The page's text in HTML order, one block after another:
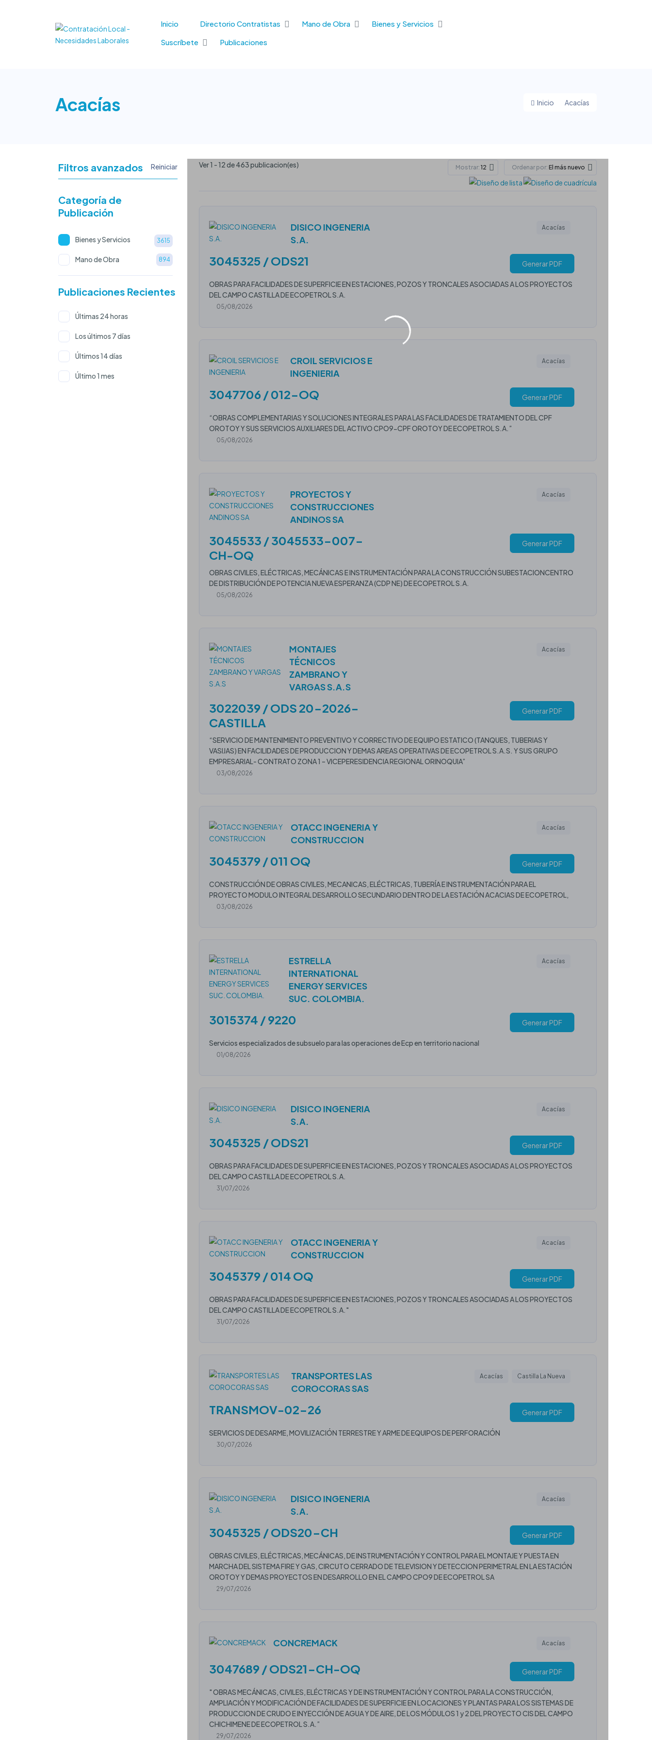
Inicio Directorio Contratistas Mano de Obra
Bienes y Servicios
Suscríbete
Publicaciones
Acacías Inicio Acacías
Ver 1 - 12 de 463 publicacion(es) Mostrar: 12 Ordenar por: El más nuevo
DISICO INGENERIA
S.A.
Acacías
3045325 / ODS21 Generar PDF
OBRAS PARA FACILIDADES DE SUPERFICIE EN ESTACIONES, POZOS Y TRONCALES ASOCIADAS A LOS PROYECTOS
DEL CAMPO CASTILLA DE ECOPETROL S.A.
05/08/2026
CROIL SERVICIOS E
INGENIERIA
Acacías
3047706 / 012-OQ Generar PDF
“OBRAS COMPLEMENTARIAS Y SOLUCIONES INTEGRALES PARA LAS FACILIDADES DE TRATAMIENTO DEL CPF
OROTOY Y SUS SERVICIOS AUXILIARES DEL ACTIVO CPO9-CPF OROTOY DE ECOPETROL S.A.”
05/08/2026
PROYECTOS Y
CONSTRUCCIONES
ANDINOS SA
Acacías
3045533 / 3045533-007-
CH-OQ
Generar PDF
OBRAS CIVILES, ELÉCTRICAS, MECÁNICAS E INSTRUMENTACIÓN PARA LA CONSTRUCCIÓN SUBESTACIONCENTRO
DE DISTRIBUCIÓN DE POTENCIA NUEVA ESPERANZA (CDP NE) DE ECOPETROL S.A.
05/08/2026
MONTAJES
TÉCNICOS
ZAMBRANO Y
VARGAS S.A.S
Acacías
3022039 / ODS 20-2026-
CASTILLA
Generar PDF
“SERVICIO DE MANTENIMIENTO PREVENTIVO Y CORRECTIVO DE EQUIPO ESTATICO (TANQUES, TUBERIAS Y
VASIJAS) EN FACILIDADES DE PRODUCCION Y DEMAS AREAS OPERATIVAS DE ECOPETROL S.A.S. Y SUS GRUPO
EMPRESARIAL- CONTRATO ZONA 1 – VICEPERESIDENCIA REGIONAL ORINOQUIA”
03/08/2026
OTACC INGENERIA Y
CONSTRUCCION
Acacías
3045379 / 011 OQ Generar PDF
CONSTRUCCIÓN DE OBRAS CIVILES, MECANICAS, ELÉCTRICAS, TUBERÍA E INSTRUMENTACIÓN PARA EL
PROYECTO MODULO INTEGRAL DESARROLLO SECUNDARIO DENTRO DE LA ESTACIÓN ACACIAS DE ECOPETROL,
03/08/2026
ESTRELLA
INTERNATIONAL
ENERGY SERVICES
SUC. COLOMBIA.
Acacías
3015374 / 9220 Generar PDF
Servicios especializados de subsuelo para las operaciones de Ecp en territorio nacional
01/08/2026
DISICO INGENERIA
S.A.
Acacías
3045325 / ODS21 Generar PDF
OBRAS PARA FACILIDADES DE SUPERFICIE EN ESTACIONES, POZOS Y TRONCALES ASOCIADAS A LOS PROYECTOS
DEL CAMPO CASTILLA DE ECOPETROL S.A.
31/07/2026
OTACC INGENERIA Y
CONSTRUCCION
Acacías
3045379 / 014 OQ Generar PDF
OBRAS PARA FACILIDADES DE SUPERFICIE EN ESTACIONES, POZOS Y TRONCALES ASOCIADAS A LOS PROYECTOS
DEL CAMPO CASTILLA DE ECOPETROL S.A."
31/07/2026
TRANSPORTES LAS
COROCORAS SAS
Acacías Castilla La Nueva
TRANSMOV-02-26 Generar PDF
SERVICIOS DE DESARME, MOVILIZACIÓN TERRESTRE Y ARME DE EQUIPOS DE PERFORACIÓN
30/07/2026
DISICO INGENERIA
S.A.
Acacías
3045325 / ODS20-CH Generar PDF
OBRAS CIVILES, ELÉCTRICAS, MECÁNICAS, DE INSTRUMENTACIÓN Y CONTROL PARA EL MONTAJE Y PUESTA EN
MARCHA DEL SISTEMA FIRE Y GAS, CIRCUTO CERRADO DE TELEVISION Y DETECCION PERIMETRAL EN LA ESTACIÓN
OROTOY Y DEMAS PROYECTOS EN DESARROLLO EN EL CAMPO CPO9 DE ECOPETROL SA
29/07/2026
CONCREMACK Acacías
3047689 / ODS21-CH-OQ Generar PDF
" OBRAS MECÁNICAS, CIVILES, ELÉCTRICAS Y DE INSTRUMENTACIÓN Y CONTROL PARA LA CONSTRUCCIÓN,
AMPLIACIÓN Y MODIFICACIÓN DE FACILIDADES DE SUPERFICIE EN LOCACIONES Y PLANTAS PARA LOS SISTEMAS DE
PRODUCCION DE CRUDO E INYECCIÓN DE AGUA Y DE AIRE, DE LOS MÓDULOS 1 y 2 DEL PROYECTO CIS DEL CAMPO
CHICHIMENE DE ECOPETROL S.A.”
29/07/2026
Filtros avanzados Reiniciar
Categoría de
Publicación
Bienes y Servicios 3615
Mano de Obra 894
Publicaciones Recientes
Últimas 24 horas
Los últimos 7 días
Últimos 14 días
Último 1 mes